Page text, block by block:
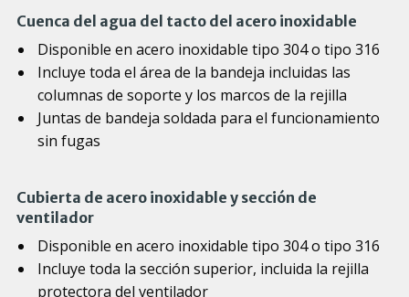
Cuenca del agua del tacto del acero inoxidable
Disponible en acero inoxidable tipo 304 o tipo 316
Incluye toda el área de la bandeja incluidas las
columnas de soporte y los marcos de la rejilla
Juntas de bandeja soldada para el funcionamiento
sin fugas
Cubierta de acero inoxidable y sección de
ventilador
Disponible en acero inoxidable tipo 304 o tipo 316
Incluye toda la sección superior, incluida la rejilla
protectora del ventilador